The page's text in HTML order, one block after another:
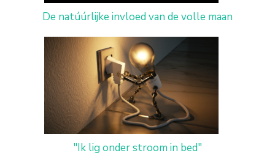
De natúúrlijke invloed van de volle maan
"Ik lig onder stroom in bed"